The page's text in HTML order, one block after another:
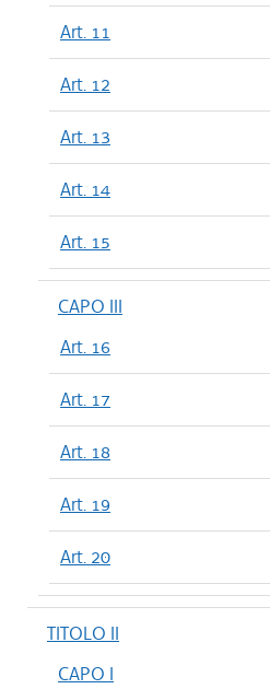
Art. 11
Art. 12
Art. 13
Art. 14
Art. 15
CAPO III
Art. 16
Art. 17
Art. 18
Art. 19
Art. 20
TITOLO II
CAPO I